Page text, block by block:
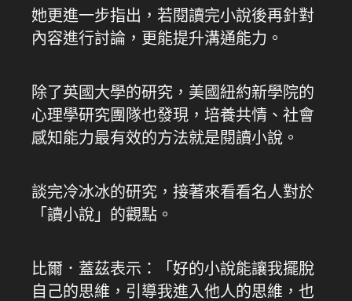
她更進一步指出，若閱讀完小說後再針對
內容進行討論，更能提升溝通能力。
除了英國大學的研究，美國紐約新學院的
心理學研究團隊也發現，培養共情、社會
感知能力最有效的方法就是閱讀小說。
談完冷冰冰的研究，接著來看看名人對於
「讀小說」的觀點。
比爾．蓋茲表示：「好的小說能讓我擺脫
自己的思維，引導我進入他人的思維，也